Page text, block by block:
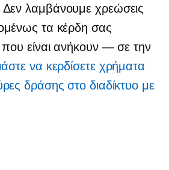
λαμβάνουμε χρεώσεις
τα κέρδη σας
είναιανήκουν — σε την
να κερδίσετε χρήματα
δράσης στο διαδίκτυο με